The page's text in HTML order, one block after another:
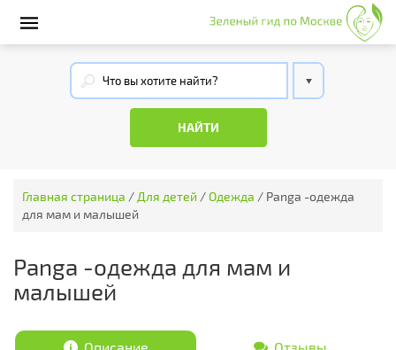
Главная страница / Для детей /Одежда / Panga -одежда
для мам и малышей
Panga -одежда для мам и
малышей